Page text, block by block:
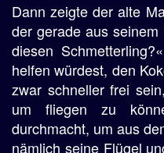
Dann zeigte der alte
der gerade aus
diesen
helfen würdest, den
zwar schneller frei
um fliegen zu
durchmacht, um aus
nämlich seine Flügel